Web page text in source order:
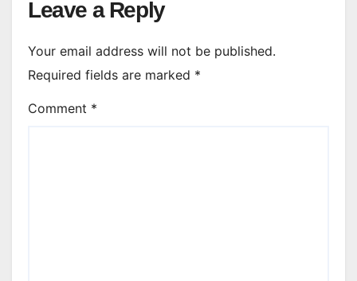
Leave a Reply
Your email address will not be published.
Required fields are marked *
Comment *